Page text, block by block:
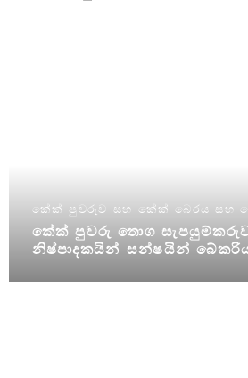
කේක් පුවරුව සහ කේක් බෙරය සහ
කේක් පුවරු තොග
නිෂ්පාදකයින් සන්ෂයින්
පෙට්ටි තොග වශයෙන්